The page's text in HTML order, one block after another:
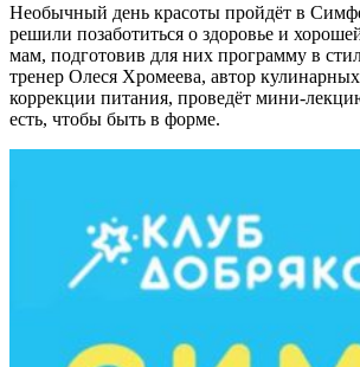
Необычный день красоты пройдёт в
решили позаботиться о здоровье и
мам, подготовив для них программу в
тренер Олеся Хромеева, автор
коррекции питания, проведёт мини-
есть, чтобы быть в форме.